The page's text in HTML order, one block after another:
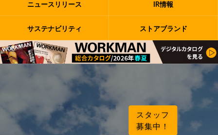
ニュースリリース IR情報
サステナビリティ ストアブランド
スタッフ
募集中！